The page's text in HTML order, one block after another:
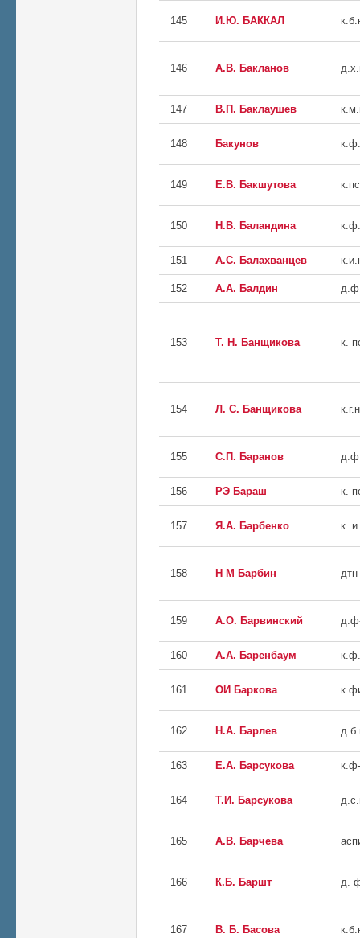
145 И.Ю. БАККАЛ
146 А.В. Бакланов
147 В.П. Баклаушев
148 Бакунов
149 Е.В. Бакшутова
150 Н.В. Баландина
151 А.С. Балахванцев
152 А.А. Балдин
153 Т. Н. Банщикова к.
154 Л. С. Банщикова
155 С.П. Баранов
156 РЭ Бараш к.
157 Я.А. Барбенко к.
158 Н М Барбин дтн
159 А.О. Барвинский
160 А.А. Баренбаум
161 ОИ Баркова
162 Н.А. Барлев
163 Е.А. Барсукова
164 Т.И. Барсукова
165 А.В. Барчева
166 К.Б. Баршт д.
167 В. Б. Басова